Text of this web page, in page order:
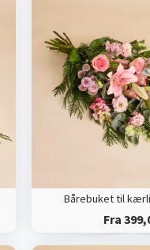
Bårebuket til
Fra